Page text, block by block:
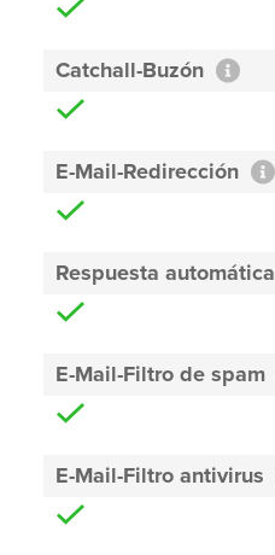
Catchall-Buzón
E-Mail-Redirección
Respuesta automática
E-Mail-Filtro de spam
E-Mail-Filtro antivirus